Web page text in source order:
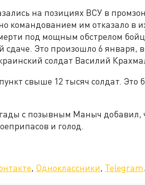
на позициях ВСУ в
командованием им отказало в
под мощным обстрелом
Это произошло 6 января,
солдат Василий
свыше 12 тысяч солдат. Это
с позывным Маныч добавил,
и голод.
, Одноклассники, Telegram.